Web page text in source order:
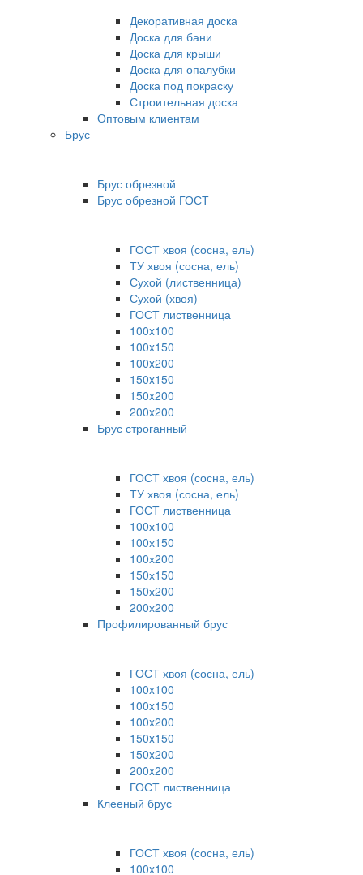
Декоративная доска
Доска для бани
Доска для крыши
Доска для опалубки
Доска под покраску
Строительная доска
Оптовым клиентам
Брус
Брус обрезной
Брус обрезной ГОСТ
ГОСТ хвоя (сосна, ель)
ТУ хвоя (сосна, ель)
Сухой (лиственница)
Сухой (хвоя)
ГОСТ лиственница
100x100
100x150
100x200
150x150
150x200
200x200
Брус строганный
ГОСТ хвоя (сосна, ель)
ТУ хвоя (сосна, ель)
ГОСТ лиственница
100х100
100х150
100х200
150х150
150х200
200х200
Профилированный брус
ГОСТ хвоя (сосна, ель)
100x100
100x150
100x200
150x150
150x200
200x200
ГОСТ лиственница
Клееный брус
ГОСТ хвоя (сосна, ель)
100x100